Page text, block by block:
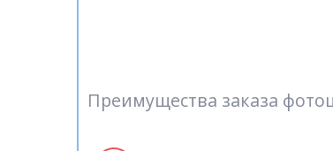
Преимущества заказа